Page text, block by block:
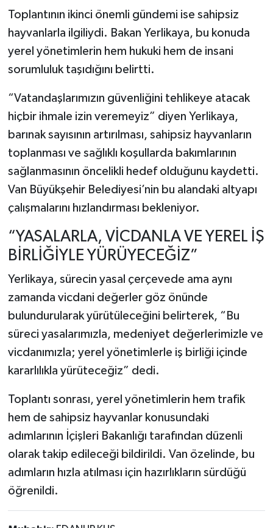
Toplantının ikinci önemli gündemi ise sahipsiz
hayvanlarla ilgiliydi. Bakan Yerlikaya, bu konuda
yerel yönetimlerin hem hukuki hem de insani
sorumluluk taşıdığını belirtti.
“Vatandaşlarımızın güvenliğini tehlikeye atacak
hiçbir ihmale izin veremeyiz” diyen Yerlikaya,
barınak sayısının artırılması, sahipsiz hayvanların
toplanması ve sağlıklı koşullarda bakımlarının
sağlanmasının öncelikli hedef olduğunu kaydetti.
Van Büyükşehir Belediyesi’nin bu alandaki altyapı
çalışmalarını hızlandırması bekleniyor.
“YASALARLA, VİCDANLA VE YEREL İŞ
BİRLİĞİYLE YÜRÜYECEĞİZ”
Yerlikaya, sürecin yasal çerçevede ama aynı
zamanda vicdani değerler göz önünde
bulundurularak yürütüleceğini belirterek, “Bu
süreci yasalarımızla, medeniyet değerlerimizle ve
vicdanımızla; yerel yönetimlerle iş birliği içinde
kararlılıkla yürüteceğiz” dedi.
Toplantı sonrası, yerel yönetimlerin hem trafik
hem de sahipsiz hayvanlar konusundaki
adımlarının İçişleri Bakanlığı tarafından düzenli
olarak takip edileceği bildirildi. Van özelinde, bu
adımların hızla atılması için hazırlıkların sürdüğü
öğrenildi.